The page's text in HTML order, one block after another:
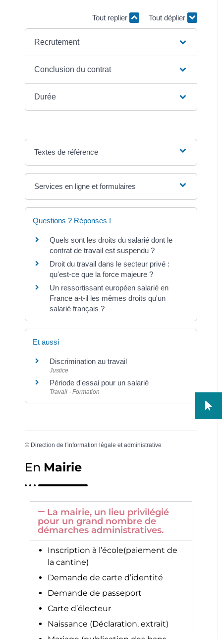
Tout replier Tout déplier
Recrutement
Conclusion du contrat
Durée
Textes de référence
Services en ligne et formulaires
Questions ? Réponses !
Quels sont les droits du salarié dont le
contrat de travail est suspendu ?
Droit du travail dans le secteur privé :
qu'est-ce que la force majeure ?
Un ressortissant européen salarié en
France a-t-il les mêmes droits qu'un
salarié français ?
Et aussi
Discrimination au travail
Justice
Période d'essai pour un salarié
Travail - Formation
© Direction de l'information légale et administrative
En Mairie
La mairie, un lieu privilégié
pour un grand nombre de
démarches administratives.
Inscription à l’école(paiement de
la cantine)
Demande de carte d’identité
Demande de passeport
Carte d’électeur
Naissance (Déclaration, extrait)